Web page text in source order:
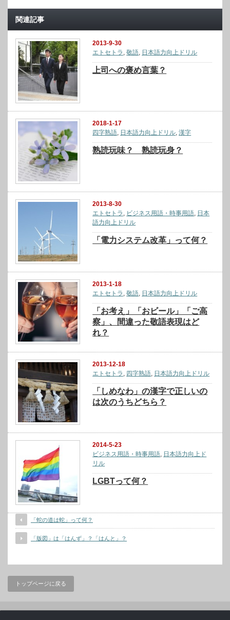
関連記事
2013-9-30
エトセトラ ,敬語, 日本語力向上ドリル
上司への褒め言葉？
2018-1-17
四字熟語, 日本語力向上ドリル,漢字
熟読玩味？ 熟読玩身？
2013-8-30
エトセトラ
ビジネス用語・時事用語 日本
語力向上ドリル
「電力システム改革」って何？
2013-1-18
エトセトラ ,敬語, 日本語力向上ドリル
「お考え」「おビール」「ご高
察」、間違った敬語表現はど
れ？
2013-12-18
エトセトラ , 四字熟語, 日本語力向上ドリル
「しめなわ」の漢字で正しいの
は次のうちどちら？
2014-5-23
ビジネス用語・時事用語, 日本語力向上ド
リル
LGBTって何？
「蛇の道は蛇」って何？
「版図」は「はんず」？「はんと」？
トップページに戻る